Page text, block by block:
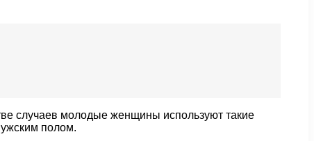
случаев молодые женщины используют такие
полом.